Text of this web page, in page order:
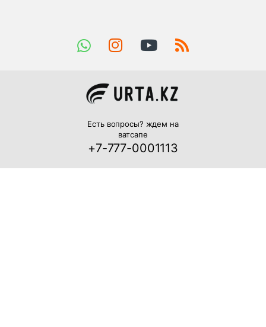
Есть вопросы? ждем на
ватсапе
+7-777-0001113